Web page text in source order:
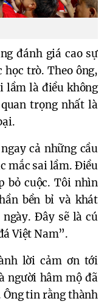
đánh giá cao sự
trò. Theo ông,
lầm là điều không
trọng nhất là
cả những cầu
mắc sai lầm. Điều
bỏ cuộc. Tôi nhìn
bền bỉ và khát
Đây sẽ là cú
Việt Nam”.
lời cảm ơn tới
người hâm mộ đã
tin rằng thành